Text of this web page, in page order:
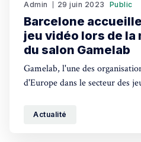
Admin 29 juin 2023 Public
Barcelone
jeu vidéo lors de
du salon Gamelab
Gamelab, l'une des
d'Europe dans le secteur des
Actualité